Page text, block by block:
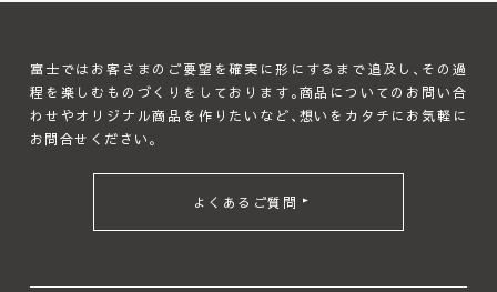
富士ではお客さまのご要望を確実に形にするまで追及し､その過
程を楽しむものづくりをしております｡商品についてのお問い合
わせやオリジナル商品を作りたいなど､想いをカタチにお気軽に
お問合せください｡
よくあるご質問